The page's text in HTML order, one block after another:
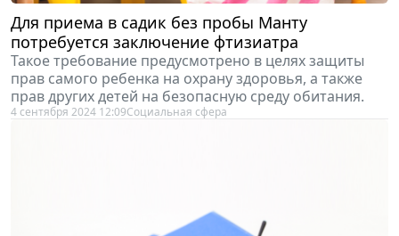
Для приема в садик без пробы Манту
потребуется заключение фтизиатра
Такое требование предусмотрено в целях защиты
прав самого ребенка на охрану здоровья, а также
прав других детей на безопасную среду обитания.
4 сентября 2024 12:09Социальная сфера